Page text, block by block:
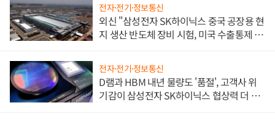
전자·전기·정보통신
외신 "삼성전자 SK하이닉스 중국 공장용 현
지 생산 반도체 장비 시험, 미국 수출통제 대
전자·전기·정보통신
D램과 HBM 내년 물량도 '품절', 고객사 위
기감이 삼성전자 SK하이닉스 협상력 더 키